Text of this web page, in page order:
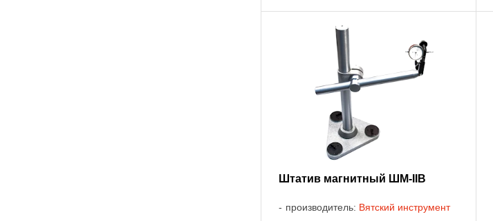
Штатив магнитный ШМ-IIВ
производитель: Вятский инструмент